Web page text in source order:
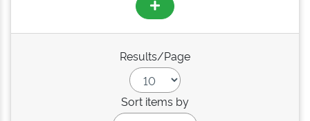
Results/Page
Sort items by